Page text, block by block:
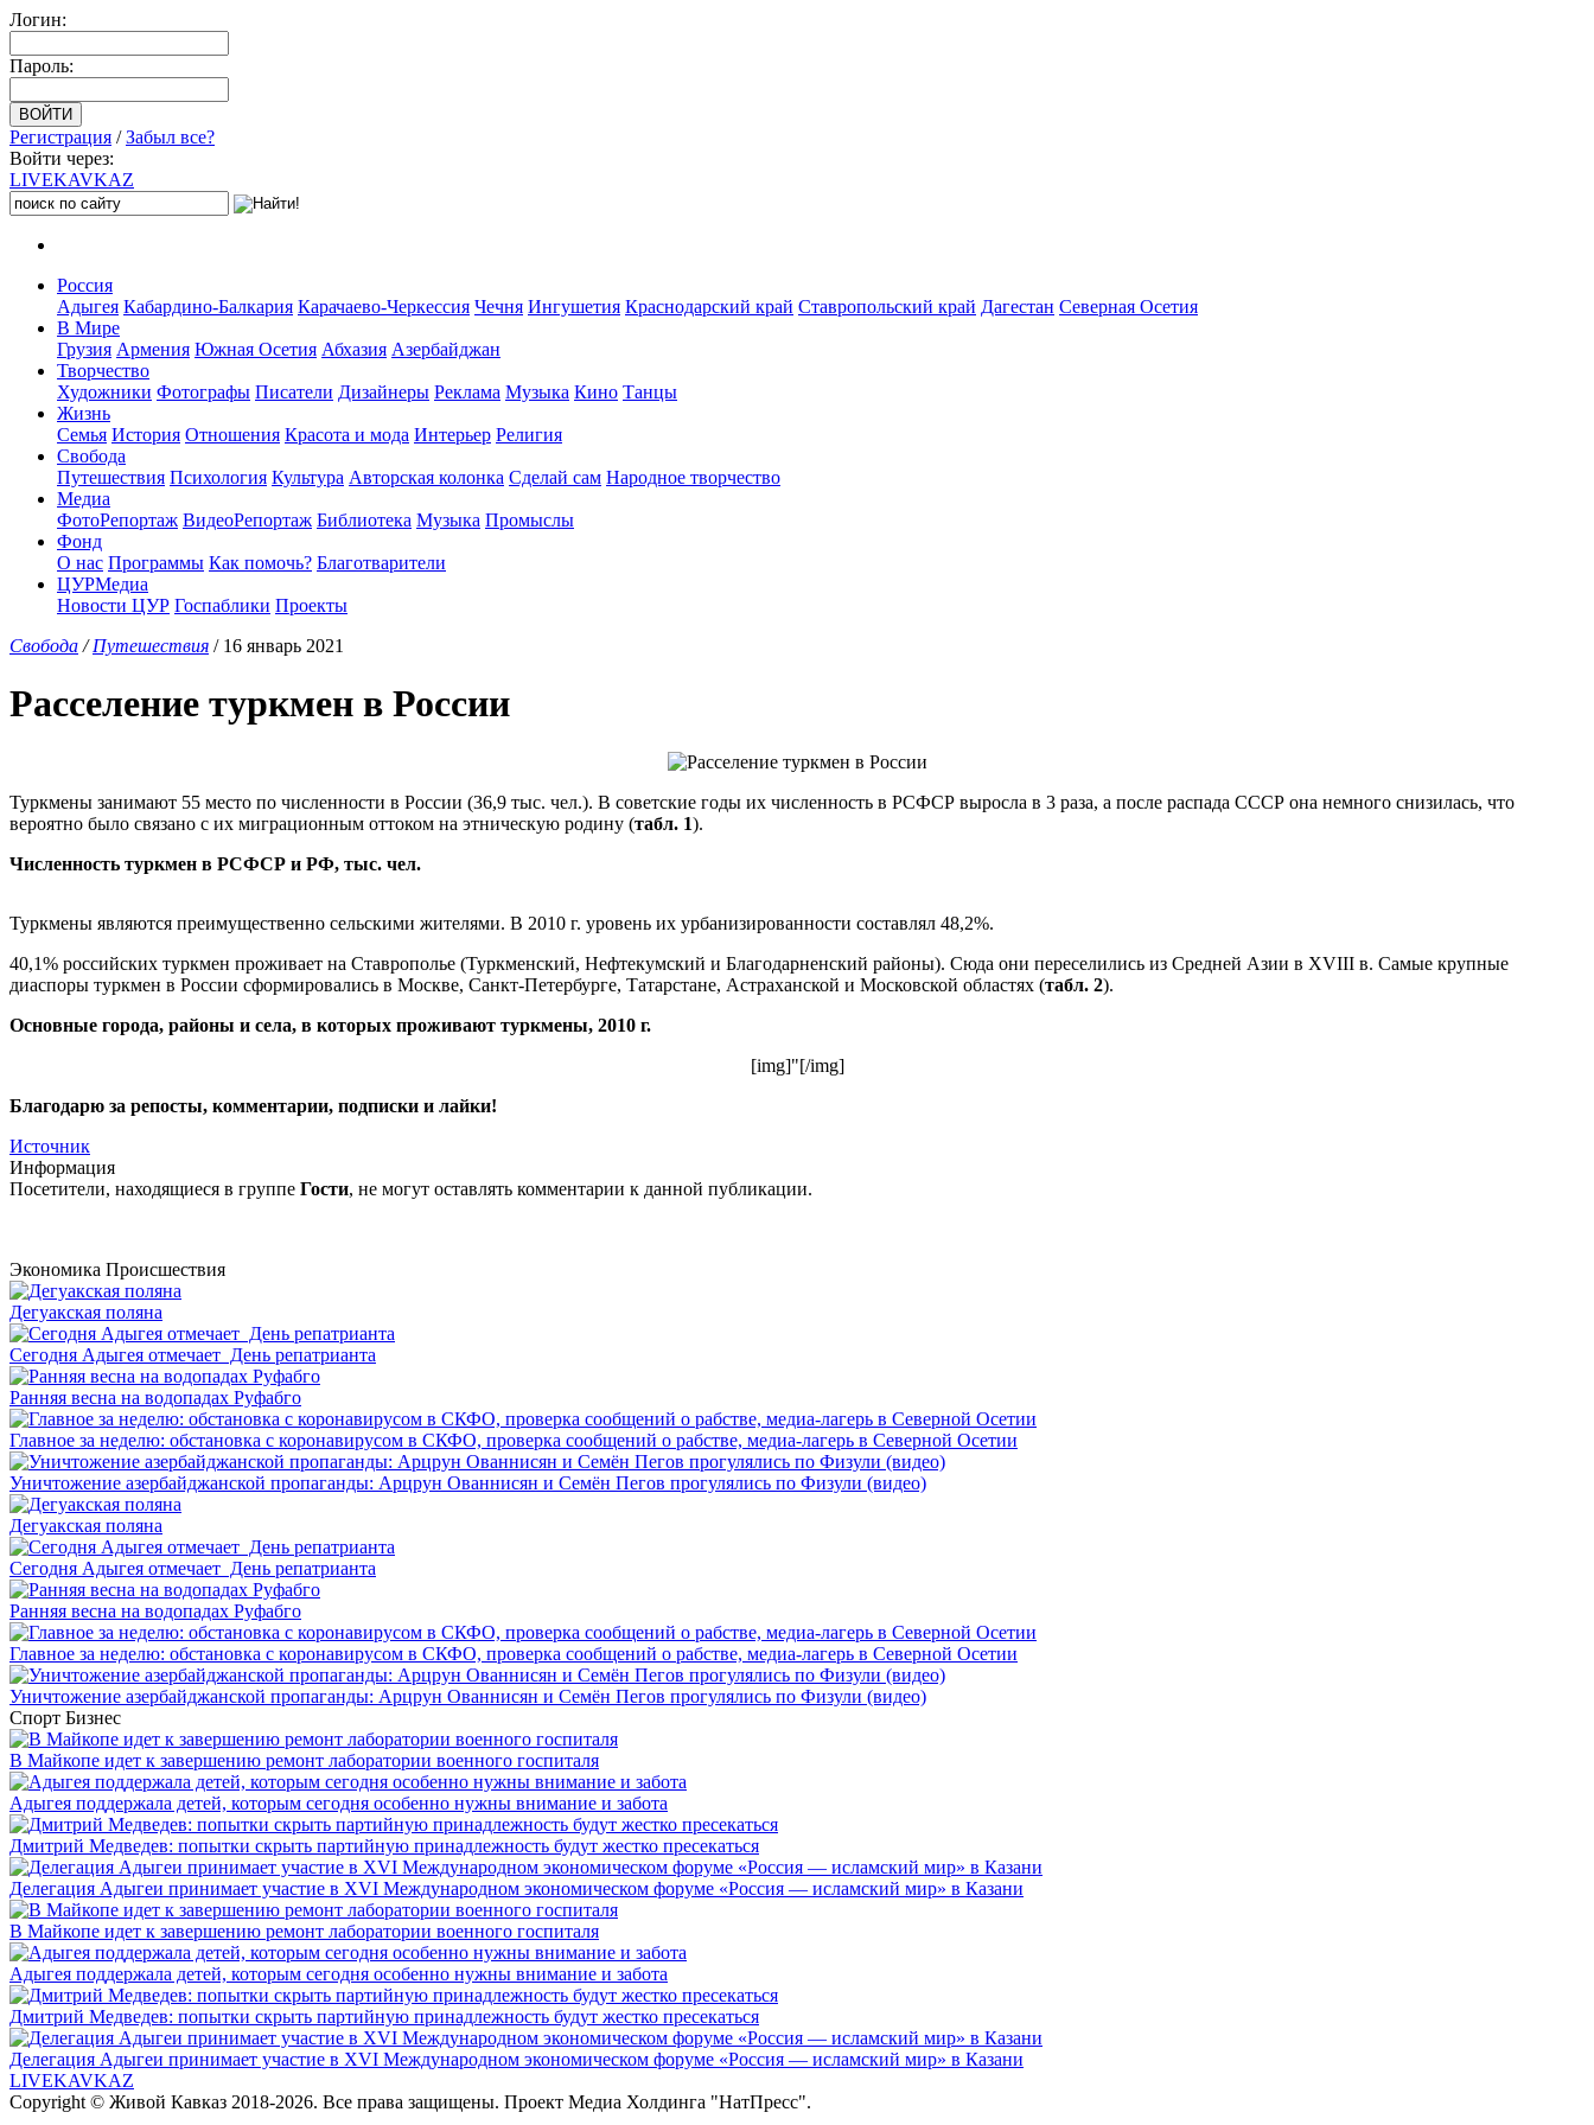
Логин:
Пароль:
Регистрация /Забыл все?
Войти через:
LIVEKAVKAZ
Россия
Адыгея Кабардино-Балкария Карачаево-Черкессия Чечня Ингушетия Краснодарский край Ставропольский край Дагестан Северная Осетия
В Мире
Грузия Армения Южная Осетия Абхазия Азербайджан
Творчество
Художники Фотографы Писатели Дизайнеры Реклама Музыка Кино Танцы
Жизнь
Семья История Отношения Красота и мода Интерьер Религия
Свобода
Путешествия Психология Культура Авторская колонка Сделай сам Народное творчество
Медиа
ФотоРепортаж ВидеоРепортаж Библиотека Музыка Промыслы
Фонд
О нас Программы Как помочь? Благотварители
ЦУРМедиа
Новости ЦУР Госпаблики Проекты
Свобода /Путешествия / 16 январь 2021
Расселение туркмен в России
Туркмены занимают 55 место по численности в России (36,9 тыс. чел.). В советские годы их численность в РСФСР выросла в 3 раза, а после распада СССР она немного снизилась, что
вероятно было связано с их миграционным оттоком на этническую родину (табл. 1).
Численность туркмен в РСФСР и РФ, тыс. чел.
Туркмены являются преимущественно сельскими жителями. В 2010 г. уровень их урбанизированности составлял 48,2%.
40,1% российских туркмен проживает на Ставрополье (Туркменский, Нефтекумский и Благодарненский районы). Сюда они переселились из Средней Азии в XVIII в. Самые крупные
диаспоры туркмен в России сформировались в Москве, Санкт-Петербурге, Татарстане, Астраханской и Московской областях (табл. 2).
Основные города, районы и села, в которых проживают туркмены, 2010 г.
[img]"[/img]
Благодарю за репосты, комментарии, подписки и лайки!
Источник
Информация
Посетители, находящиеся в группе Гости, не могут оставлять комментарии к данной публикации.
Экономика Происшествия
Дегуакская поляна
Сегодня Адыгея отмечает День репатрианта
Ранняя весна на водопадах Руфабго
Главное за неделю: обстановка с коронавирусом в СКФО, проверка сообщений о рабстве, медиа-лагерь в Северной Осетии
Уничтожение азербайджанской пропаганды: Арцрун Ованнисян и Семён Пегов прогулялись по Физули (видео)
Дегуакская поляна
Сегодня Адыгея отмечает День репатрианта
Ранняя весна на водопадах Руфабго
Главное за неделю: обстановка с коронавирусом в СКФО, проверка сообщений о рабстве, медиа-лагерь в Северной Осетии
Уничтожение азербайджанской пропаганды: Арцрун Ованнисян и Семён Пегов прогулялись по Физули (видео)
Спорт Бизнес
В Майкопе идет к завершению ремонт лаборатории военного госпиталя
Адыгея поддержала детей, которым сегодня особенно нужны внимание и забота
Дмитрий Медведев: попытки скрыть партийную принадлежность будут жестко пресекаться
Делегация Адыгеи принимает участие в XVI Международном экономическом форуме «Россия — исламский мир» в Казани
В Майкопе идет к завершению ремонт лаборатории военного госпиталя
Адыгея поддержала детей, которым сегодня особенно нужны внимание и забота
Дмитрий Медведев: попытки скрыть партийную принадлежность будут жестко пресекаться
Делегация Адыгеи принимает участие в XVI Международном экономическом форуме «Россия — исламский мир» в Казани
LIVEKAVKAZ
Copyright © Живой Кавказ 2018-2026. Все права защищены. Проект Медиа Холдинга "НатПресс".